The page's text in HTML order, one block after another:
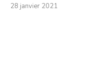
28 janvier 2021